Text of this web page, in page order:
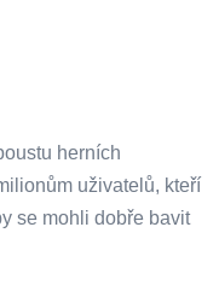
herních
uživatelů, kteří
se mohli dobře bavit